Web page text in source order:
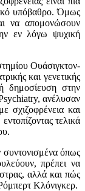
υπόβαθρο. Όμως
να απομονώσουν
εν λόγω ψυχική
Ουάσιγκτον-
και γενετικής
δημοσίευση στην
ανέλυσαν
σχιζοφρένεια και
τελικά
συντονισμένα όπως
πρέπει να
αλλά και πώς
Κλόνιγκερ.